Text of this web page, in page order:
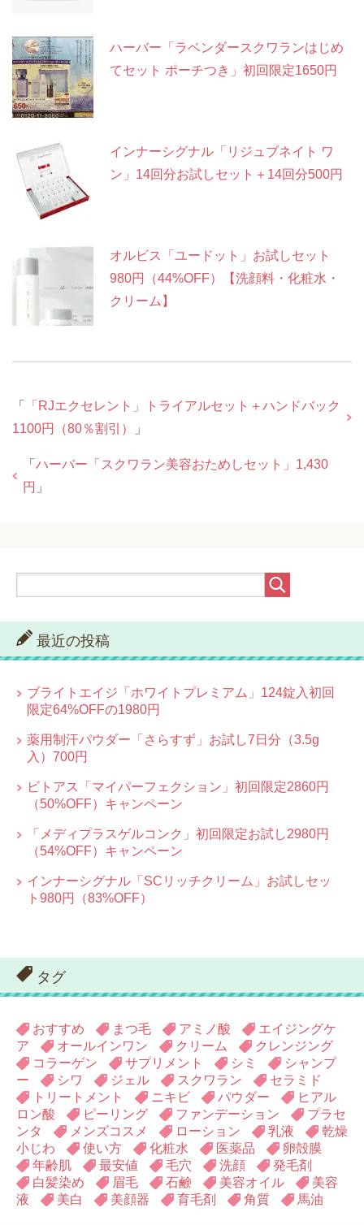
ハーバー「ラベンダースクワランはじめ
てセット ポーチつき」初回限定1650円
インナーシグナル「リジュブネイト ワ
ン」14回分お試しセット＋14回分500円
オルビス「ユードット」お試しセット
980円（44%OFF）【洗顔料・化粧水・
クリーム】
「
「RJエクセレント」トライアルセット＋ハンドバック
1100円（80％割引）
」
「 ハーバー「スクワラン美容おためしセット」1,430
円 」
最近の投稿
ブライトエイジ「ホワイトプレミアム」124錠入初回
限定64%OFFの1980円
薬用制汗パウダー「さらすず」お試し7日分（3.5g
入）700円
ビトアス「マイパーフェクション」初回限定2860円
（50%OFF）キャンペーン
「メディプラスゲルコンク」初回限定お試し2980円
（54%OFF）キャンペーン
インナーシグナル「SCリッチクリーム」お試しセッ
ト980円（83%OFF）
タグ
おすすめ まつ毛 アミノ酸
エイジングケ
ア
オールインワン クリーム
クレンジング
コラーゲン
サプリメント シミ
シャンプ
ー
シワ ジェル スクワラン
セラミド
トリートメント
ニキビ パウダー
ヒアル
ロン酸
ピーリング ファンデーション
プラセ
ンタ
メンズコスメ ローション 乳液
乾燥
小じわ
使い方 化粧水 医薬品
卵殻膜
年齢肌
最安値 毛穴 洗顔
発毛剤
白髪染め
眉毛 石鹸 美容オイル
美容
液
美白 美顔器 育毛剤 角質 馬油